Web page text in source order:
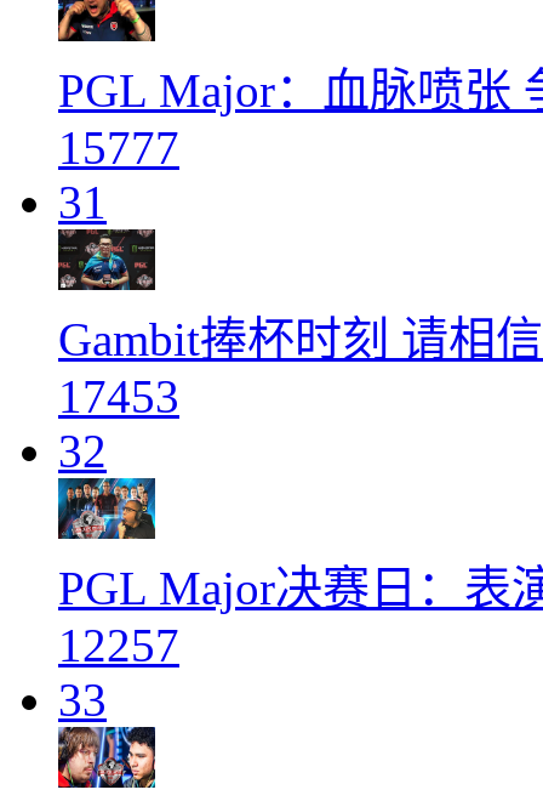
PGL Major：血脉喷张
15777
31
Gambit捧杯时刻 请相
17453
32
PGL Major决赛日：表
12257
33